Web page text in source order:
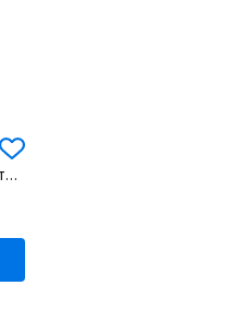
Классический деловой костюм двойка ткань немнущаяся